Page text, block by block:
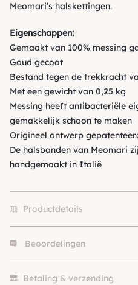
Meomari’s halskettingen.
Eigenschappen:
Gemaakt van 100% messing
Goud gecoat
Bestand tegen de trekkracht
Met een gewicht van 0,25 kg
Messing heeft antibacteriële
gemakkelijk schoon te maken
Origineel ontwerp
De halsbanden van Meomari
handgemaakt in Italië
Productdetails
Hondgrootte
Kleur
Merk
Beoordelingen
Betaling & verzending